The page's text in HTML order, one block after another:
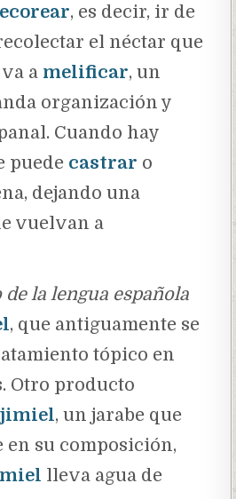
, es decir, ir de
el néctar que
a melificar, un
organización y
Cuando hay
puede castrar o
dejando una
vuelvan a
la lengua española
, que antiguamente se
tópico en
Otro producto
, un jarabe que
su composición,
lleva agua de